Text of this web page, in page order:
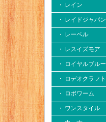
・ レイン
・ レイドジャパン
・ レーベル
・ レスイズモア
・ ロイヤルブルー
・ ロデオクラフト
・ ロボワーム
・ ワンスタイル